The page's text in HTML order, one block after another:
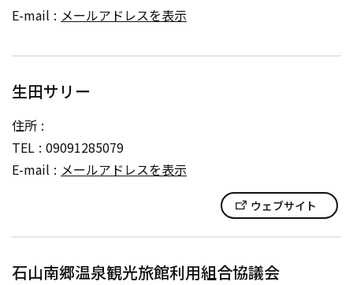
E-mail
メールアドレスを表示
生田サリー
住所
TEL 09091285079
E-mail
メールアドレスを表示
ウェブサイト
石山南郷温泉観光旅館利用組合協議会